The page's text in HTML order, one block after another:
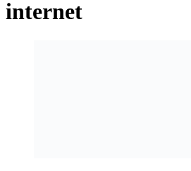
internet